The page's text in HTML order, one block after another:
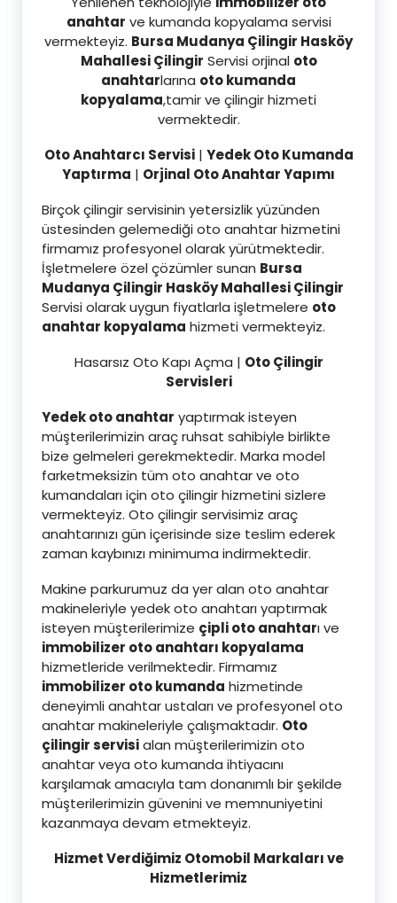
anahtar ve kumanda kopyalama servisi
vermekteyiz. Bursa Mudanya Çilingir Hasköy
Mahallesi Çilingir Servisi orjinal oto
anahtarlarına oto kumanda
kopyalama,tamir ve çilingir hizmeti
vermektedir.
Oto Anahtarcı Servisi| Yedek Oto Kumanda
Yaptırma | Orjinal Oto Anahtar Yapımı
Birçok çilingir servisinin yetersizlik yüzünden
üstesinden gelemediği oto anahtar hizmetini
firmamız profesyonel olarak yürütmektedir.
İşletmelere özel çözümler sunan Bursa
Mudanya Çilingir Hasköy Mahallesi Çilingir
Servisi olarak uygun fiyatlarla işletmelere oto
anahtar kopyalama hizmeti vermekteyiz.
Hasarsız Oto Kapı Açma | Oto Çilingir
Servisleri
Yedek oto anahtar yaptırmak isteyen
müşterilerimizin araç ruhsat sahibiyle birlikte
bize gelmeleri gerekmektedir. Marka model
farketmeksizin tüm oto anahtar ve oto
kumandaları için oto çilingir hizmetini sizlere
vermekteyiz. Oto çilingir servisimiz araç
anahtarınızı gün içerisinde size teslim ederek
zaman kaybınızı minimuma indirmektedir.
Makine parkurumuz da yer alan oto anahtar
makineleriyle yedek oto anahtarı yaptırmak
isteyen müşterilerimize çipli oto anahtarı ve
immobilizer oto anahtarı kopyalama
hizmetleride verilmektedir. Firmamız
immobilizer oto kumanda hizmetinde
deneyimli anahtar ustaları ve profesyonel oto
anahtar makineleriyle çalışmaktadır. Oto
çilingir servisialan müşterilerimizin oto
anahtar veya oto kumanda ihtiyacını
karşılamak amacıyla tam donanımlı bir şekilde
müşterilerimizin güvenini ve memnuniyetini
kazanmaya devam etmekteyiz.
Hizmet Verdiğimiz Otomobil Markaları ve
Hizmetlerimiz